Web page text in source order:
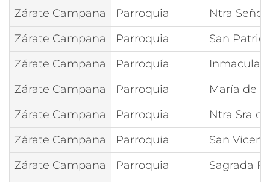
Zárate Campana
Parroquia
Ntra
Zárate Campana
Parroquia
San
Zárate Campana
Parroquía
Zárate Campana
Parroquia
María de
Zárate Campana
Parroquia
Ntra Sra
Zárate Campana
Parroquia
San
Zárate Campana
Parroquia
Sagrada